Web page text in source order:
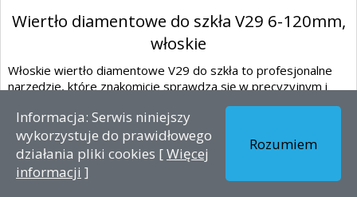
Wiertło diamentowe do szkła V29 6-120mm,
włoskie
Włoskie wiertło diamentowe V29 do szkła to profesjonalne
narzędzie, które znakomicie sprawdza się w precyzyjnym i
zobacz szczegóły
Informacja: Serwis niniejszy
wykorzystuje do prawidłowego
działania pliki cookies [Więcej
informacji ]
Rozumiem